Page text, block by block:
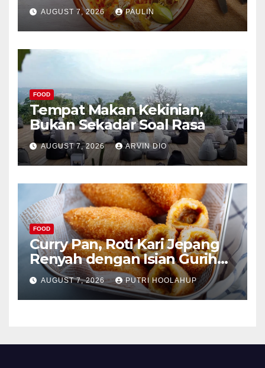
AUGUST 7, 2026 PAULIN
FOOD
Tempat Makan Kekinian,
Bukan Sekadar Soal Rasa
AUGUST 7, 2026 ARVIN DIO
FOOD
Curry Pan, Roti Kari Jepang
Renyah dengan Isian Gurih
Menggoda
AUGUST 7, 2026 PUTRI HOOLAHUP